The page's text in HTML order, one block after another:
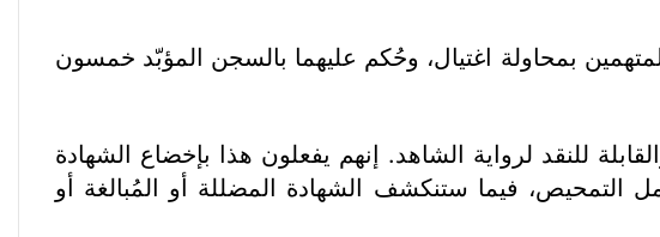
بمحاولة اغتيال، وحُكم عليهما بالسجن المؤبّد خمسون
للنقد لرواية الشاهد. إنهم يفعلون هذا بإخضاع الشهادة
التمحيص، فيما ستنكشف الشهادة المضللة أو المُبالغة أو